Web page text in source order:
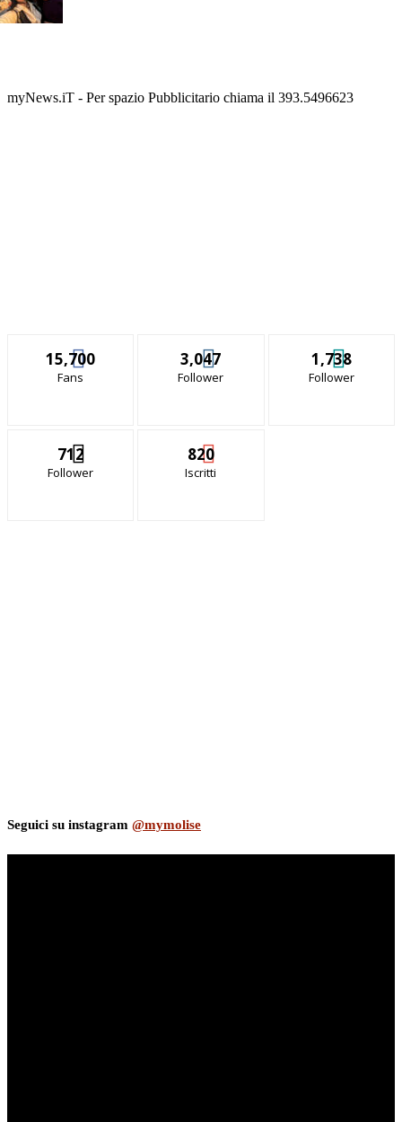
myNews.iT - Per spazio Pubblicitario chiama il 393.5496623
15,700
Fans
3,047
Follower
1,738
Follower
712
Follower
820
Iscritti
Seguici su instagram @mymolise